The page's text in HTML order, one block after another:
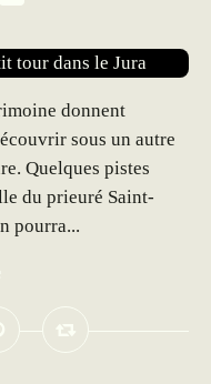
donnent
sous un autre
Quelques pistes
du prieuré Saint-
pourra...